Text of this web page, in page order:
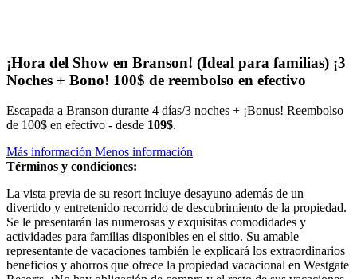
¡Hora del Show en Branson! (Ideal para familias) ¡3
Noches + Bono! 100$ de reembolso en efectivo
Escapada a Branson durante 4 días/3 noches + ¡Bonus! Reembolso
de 100$ en efectivo - desde 109$.
Más información Menos información
Términos y condiciones:
La vista previa de su resort incluye desayuno además de un
divertido y entretenido recorrido de descubrimiento de la propiedad.
Se le presentarán las numerosas y exquisitas comodidades y
actividades para familias disponibles en el sitio. Su amable
representante de vacaciones también le explicará los extraordinarios
beneficios y ahorros que ofrece la propiedad vacacional en Westgate